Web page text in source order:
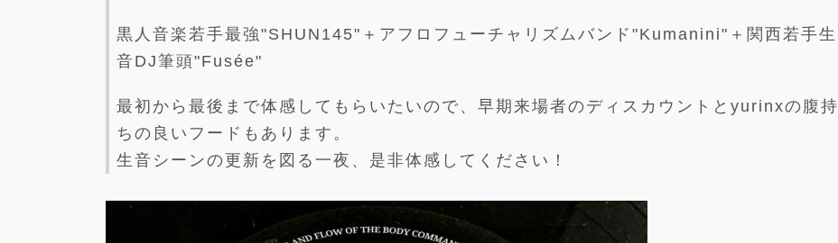
黒人音楽若手最強"SHUN145"＋アフロフューチャリズムバンド"Kumanini"＋関西若手生
音DJ筆頭"Fusée"
最初から最後まで体感してもらいたいので、早期来場者のディスカウントとyurinxの腹持
ちの良いフードもあります。
生音シーンの更新を図る一夜、是非体感してください！